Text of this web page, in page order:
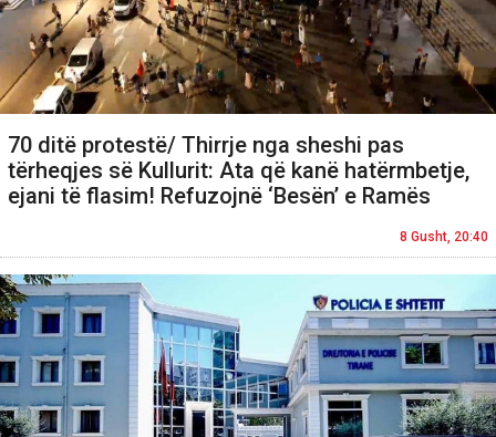
70 ditë protestë/ Thirrje nga sheshi pas
tërheqjes së Kullurit: Ata që kanë hatërmbetje,
ejani të flasim! Refuzojnë ‘Besën’ e Ramës
8 Gusht, 20:40